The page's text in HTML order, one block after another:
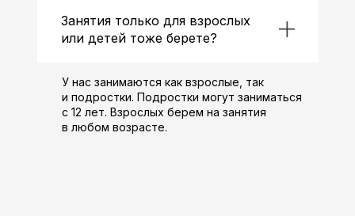
Занятия только для взрослых
или детей тоже берете?
У нас занимаются как взрослые, так
и подростки. Подростки могут заниматься
с 12 лет. Взрослых берем на занятия
в любом возрасте.